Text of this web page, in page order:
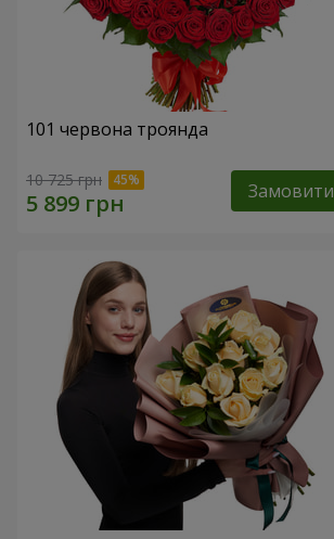
101 червона троянда
10 725 грн Замовити